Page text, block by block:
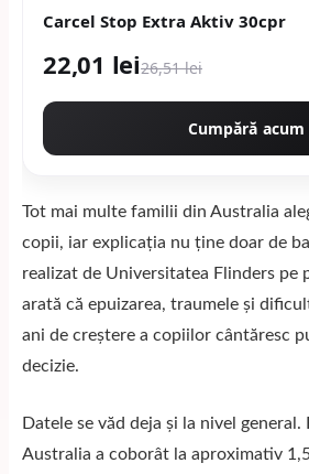
Carcel Stop Extra Aktiv 30cpr
22,01 lei26,51 lei
Cumpără acum
Tot mai multe familii din Australia
copii, iar explicația nu ține doar de
realizat de Universitatea Flinders pe
arată că epuizarea, traumele și
ani de creștere a copiilor cântăresc
decizie.
Datele se văd deja și la nivel
Australia a coborât la aproximativ